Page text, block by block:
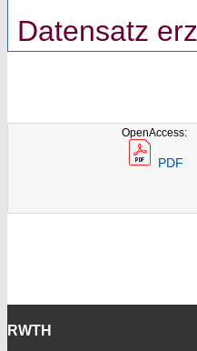
Datensatz
OpenAccess:
PDF
RWTH